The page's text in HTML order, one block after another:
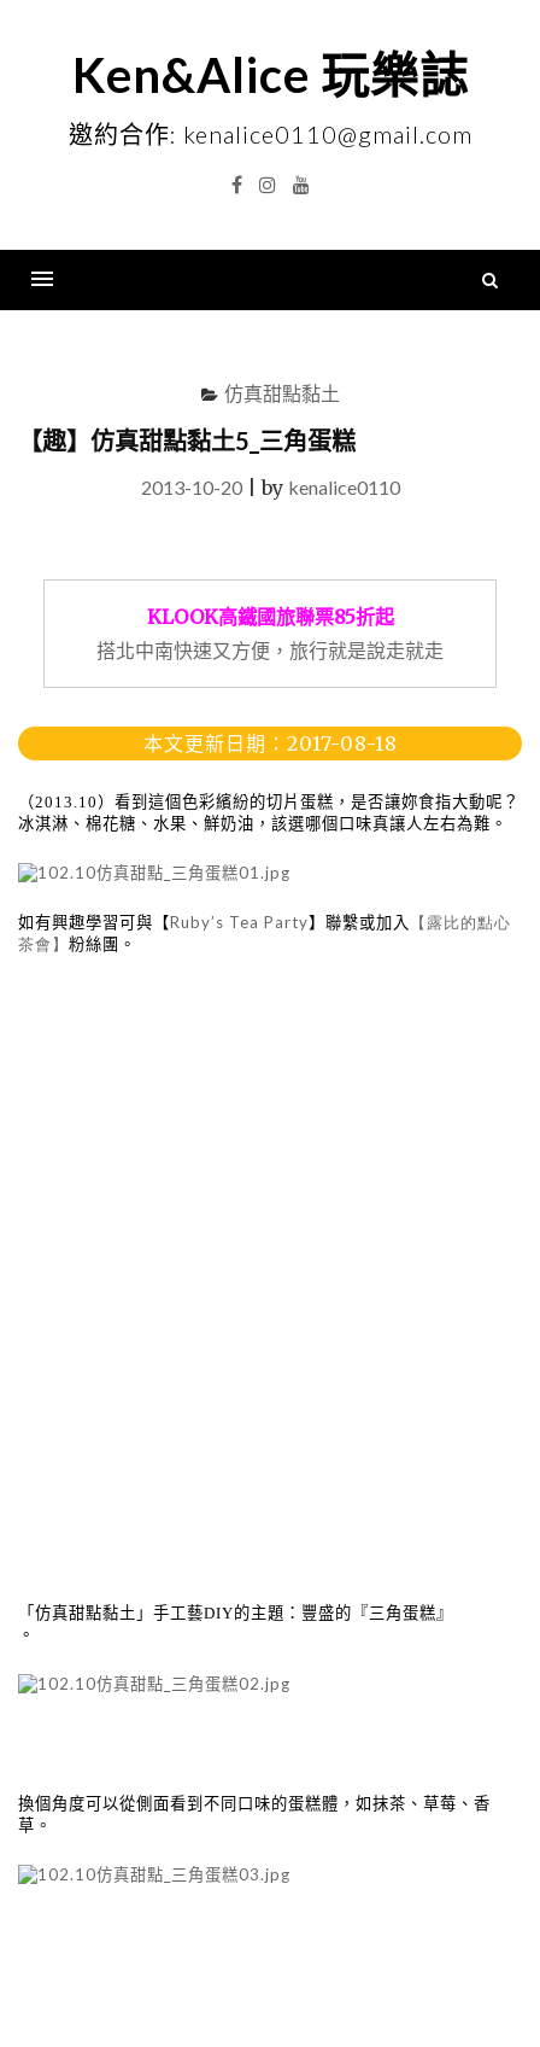
Ken&Alice 玩樂誌
邀約合作: kenalice0110@gmail.com
FacebookInstagramYouTube
仿真甜點黏土
【趣】仿真甜點黏土5_三角蛋糕
2013-10-20|by kenalice0110
KLOOK高鐵國旅聯票85折起
搭北中南快速又方便，旅行就是說走就走
本文更新日期：2017-08-18
（2013.10 ）看到這個色彩繽紛的切片蛋糕，是否讓妳食指大動呢？
冰淇淋、棉花糖、水果、鮮奶油，該選哪個口味真讓人左右為難。
如有興趣學習可與【Ruby’s Tea Party】聯繫或加入
【露比的點心
茶會】 粉絲團。
「仿真甜點黏土」手工藝DIY的主題：豐盛的『三角蛋糕』
。
換個角度可以從側面看到不同口味的蛋糕體，如抹茶、草莓、香
草。